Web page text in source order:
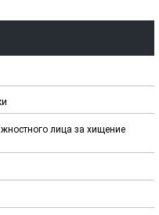
лица за хищение